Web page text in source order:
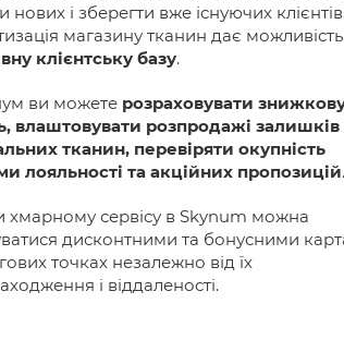
нових і зберегти вже існуючих
магазину тканин дає можливість
клієнтську базу.
ви можете розраховувати
влаштовувати розпродажі
тканин, перевіряти окупність
лояльності та акційних пропозицій.
хмарному сервісу в Skynum можна
дисконтними та бонусними
точках незалежно від їх
і віддаленості.